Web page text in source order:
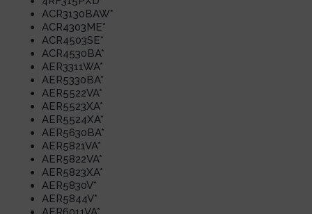
ACR3130BAW*
ACR4303ME*
ACR4503SE*
ACR4530BA*
AER3311WA*
AER5330BA*
AER5522VA*
AER5523XA*
AER5524XA*
AER5630BA*
AER5821VA*
AER5822VA*
AER5823XA*
AER5830V*
AER5844V*